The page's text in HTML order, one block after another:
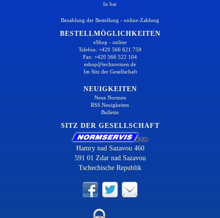
In bar
Bezahlung der Bestellung - online-Zahlung
BESTELLMÖGLICHKEITEN
eShop - online
Telefon: +420 566 621 759
Fax: +420 566 522 104
eshop@technormen.de
Im Sitz der Gesellschaft
NEUIGKEITEN
Neue Normen
RSS Neuigkeiten
Bulletin
SITZ DER GESELLSCHAFT
Hamry nad Sazavou 460
591 01 Zdar nad Sazavou
Tschechische Republik